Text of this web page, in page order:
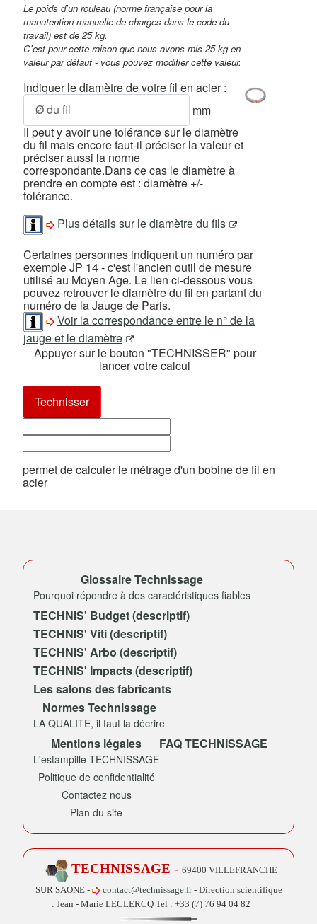
Le poids d'un rouleau (norme française pour la
manutention manuelle de charges dans le code du
travail) est de 25 kg.
C'est pour cette raison que nous avons mis 25 kg en
valeur par défaut - vous pouvez modifier cette valeur.
Indiquer le diamètre de votre fil en acier :
mm
Il peut y avoir une tolérance sur le diamètre
du fil mais encore faut-il préciser la valeur et
préciser aussi la norme
correspondante.Dans ce cas le diamètre à
prendre en compte est : diamètre +/-
tolérance.
Plus détails sur le diamètre du fils
Certaines personnes indiquent un numéro par
exemple JP 14 - c'est l'ancien outil de mesure
utilisé au Moyen Age. Le lien ci-dessous vous
pouvez retrouver le diamètre du fil en partant du
numéro de la Jauge de Paris.
Voir la correspondance entre le n° de la
jauge et le diamètre
Appuyer sur le bouton "TECHNISSER" pour
lancer votre calcul
permet de calculer le métrage d'un bobine de fil en
acier
Glossaire Technissage
Pourquoi répondre à des caractéristiques fiables
TECHNIS' Budget (descriptif)
TECHNIS' Viti (descriptif)
TECHNIS' Arbo (descriptif)
TECHNIS' Impacts (descriptif)
Les salons des fabricants
Normes Technissage
LA QUALITE, il faut la décrire
Mentions légales
L'estampille TECHNISSAGE
Politique de confidentialité
Contactez nous
Plan du site
FAQ TECHNISSAGE
TECHNISSAGE - 69400 VILLEFRANCHE
SUR SAONE -
contact@technissage.fr- Direction scientifique
: Jean - Marie LECLERCQ Tel : +33 (7) 76 94 04 82